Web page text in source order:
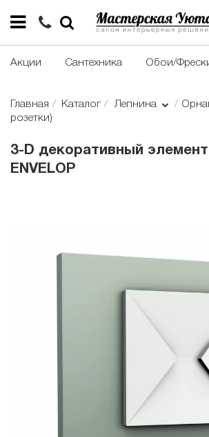
Акции Сантехника Обои/
Главная Каталог Лепнина
розетки)
3-D декоративный
ENVELOP